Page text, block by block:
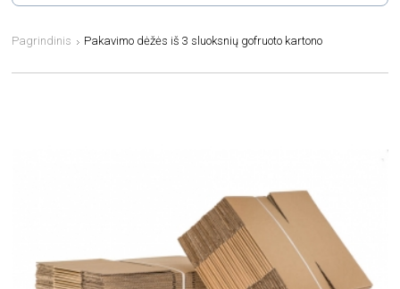
Pagrindinis Pakavimo dėžės iš 3 sluoksnių gofruoto kartono